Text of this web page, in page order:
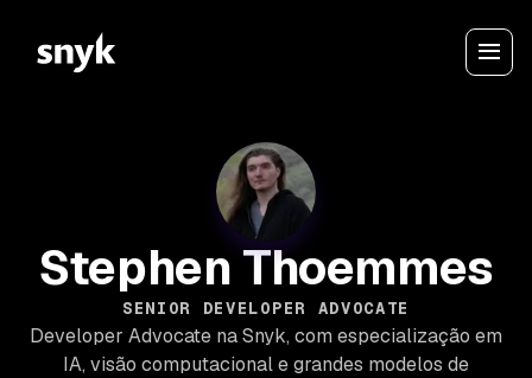
Stephen Thoemmes
SENIOR DEVELOPER ADVOCATE
Developer Advocate na Snyk, com especialização em
IA, visão computacional e grandes modelos de